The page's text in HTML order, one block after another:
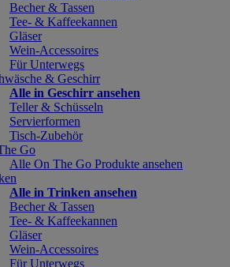
Becher & Tassen
Tee- & Kaffeekannen
Gläser
Wein-Accessoires
Für Unterwegs
& Geschirr
Alle in Geschirr ansehen
Teller & Schüsseln
Servierformen
Tisch-Zubehör
Go
Alle On The Go Produkte ansehen
Alle in Trinken ansehen
Becher & Tassen
Tee- & Kaffeekannen
Gläser
Wein-Accessoires
Für Unterwegs